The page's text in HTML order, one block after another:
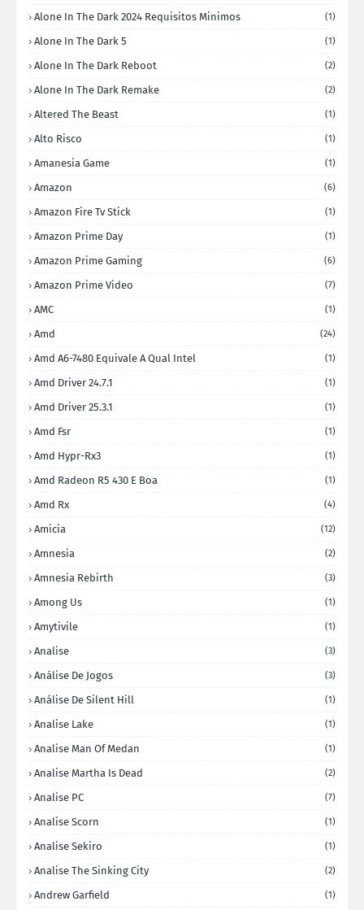
Alone In The Dark 2024 Requisitos Minimos (1)
Alone In The Dark 5 (1)
Alone In The Dark Reboot (2)
Alone In The Dark Remake (2)
Altered The Beast (1)
Alto Risco (1)
Amanesia Game (1)
Amazon (6)
Amazon Fire Tv Stick (1)
Amazon Prime Day (1)
Amazon Prime Gaming (6)
Amazon Prime Video (7)
AMC (1)
Amd (24)
Amd A6-7480 Equivale A Qual Intel (1)
Amd Driver 24.7.1 (1)
Amd Driver 25.3.1 (1)
Amd Fsr (1)
Amd Hypr-Rx3 (1)
Amd Radeon R5 430 E Boa (1)
Amd Rx (4)
Amicia (12)
Amnesia (2)
Amnesia Rebirth (3)
Among Us (1)
Amytivile (1)
Analise (3)
Análise De Jogos (3)
Análise De Silent Hill (1)
Analise Lake (1)
Analise Man Of Medan (1)
Analise Martha Is Dead (2)
Analise PC (7)
Analise Scorn (1)
Analise Sekiro (1)
Analise The Sinking City (2)
Andrew Garfield (1)